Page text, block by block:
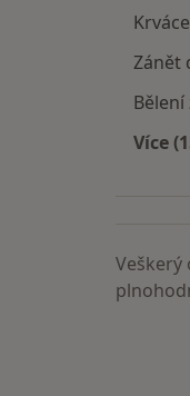
Zánět
Více
Veškerý